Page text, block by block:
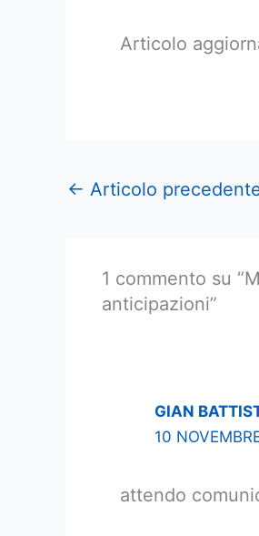
Articolo
← Articolo
1 commento su
anticipazioni”
GIAN
10
attendo